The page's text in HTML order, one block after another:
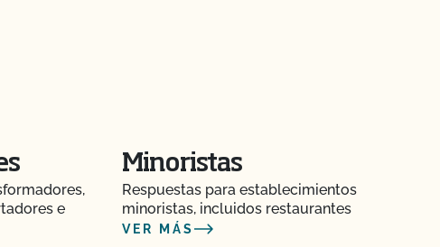
e
Minoristas
Respuestas para establecimientos
minoristas, incluidos restaurantes
VER MÁS